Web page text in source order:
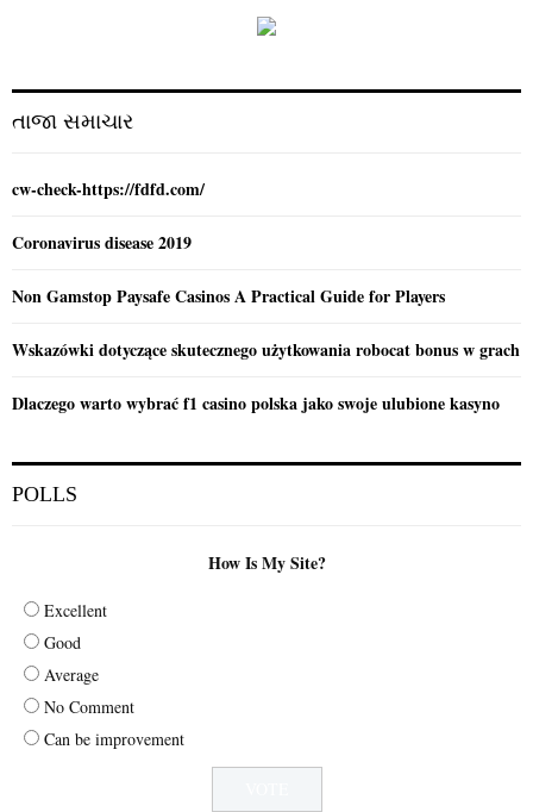
:
તાજા સમાચાર
cw-check-https://fdfd.com/
Coronavirus disease 2019
Non Gamstop Paysafe Casinos A Practical Guide for Players
Wskazówki dotyczące skutecznego użytkowania robocat bonus w grach
Dlaczego warto wybrać f1 casino polska jako swoje ulubione kasyno
POLLS
How Is My Site?
Excellent
Good
Average
No Comment
Can be improvement